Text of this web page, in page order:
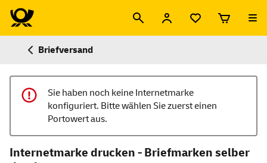
Briefversand
Sie haben noch keine Internetmarke
konfiguriert. Bitte wählen Sie zuerst einen
Portowert aus.
Internetmarke drucken - Briefmarken selber